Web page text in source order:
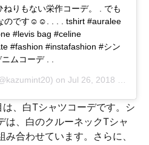
りもない栄作コーデ。 . でも
のです☺︎☺︎. . . . tshirt #auralee
#levis bag #celine
#fashion #instafashion #シン
ムコーデ . .
on Jul 26, 2018 at 4:08am PDT
、白Tシャツコーデです。シ
は、白のクルーネックTシャ
合わせています。さらに、